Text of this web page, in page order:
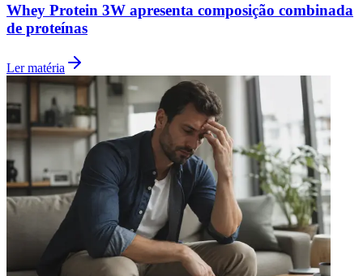
Atlético-MG
Whey Protein 3W apresenta composição combinada
de proteínas
Ler matéria